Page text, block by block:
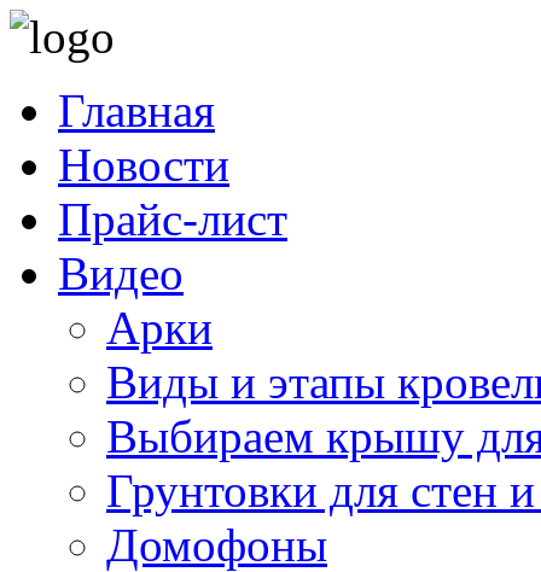
Главная
Новости
Прайс-лист
Видео
Арки
Виды и этапы
Выбираем крышу
Грунтовки для стен
Домофоны